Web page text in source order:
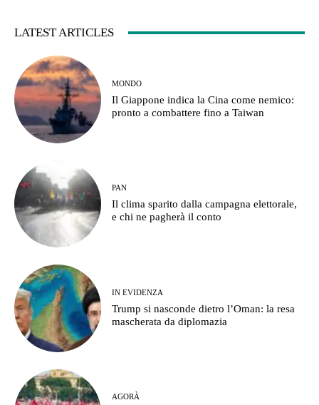
LATEST ARTICLES
MONDO
Il Giappone indica la Cina come nemico:
pronto a combattere fino a Taiwan
PAN
Il clima sparito dalla campagna elettorale,
e chi ne pagherà il conto
IN EVIDENZA
Trump si nasconde dietro l’Oman: la resa
mascherata da diplomazia
AGORÀ